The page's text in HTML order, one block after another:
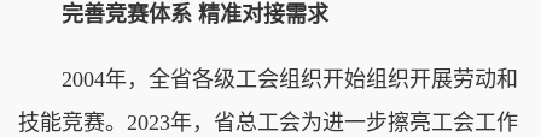
完善竞赛体系 精准对接需求
2004年，全省各级工会组织开始组织开展劳动和
技能竞赛。2023年，省总工会为进一步擦亮工会工作